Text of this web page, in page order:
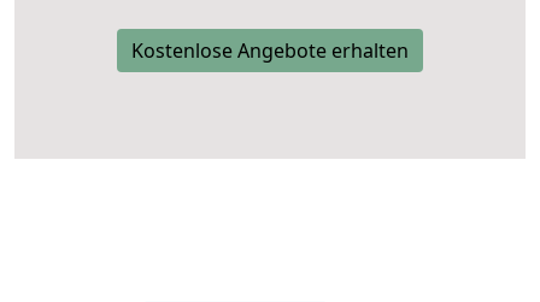
Kostenlose Angebote erhalten